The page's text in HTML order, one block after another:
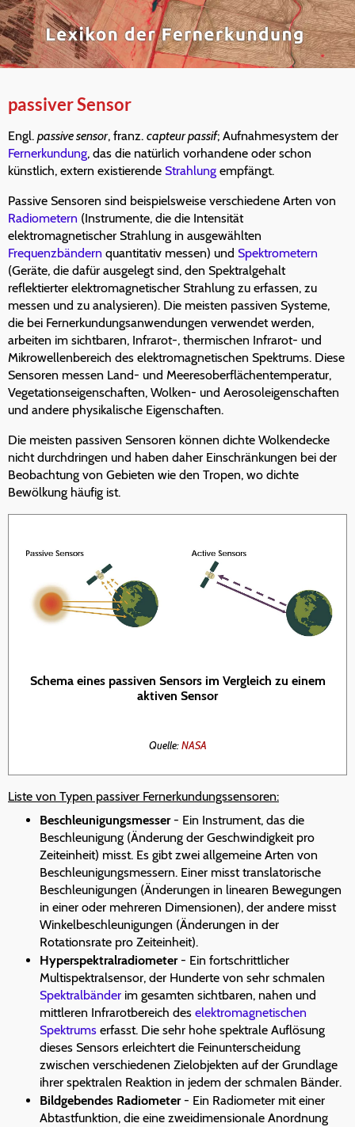
passiver Sensor
Engl. passive sensor, franz. capteur passif; Aufnahmesystem der
Fernerkundung, das die natürlich vorhandene oder schon
künstlich, extern existierende Strahlung empfängt.
Passive Sensoren sind beispielsweise verschiedene Arten von
Radiometern (Instrumente, die die Intensität
elektromagnetischer Strahlung in ausgewählten
Frequenzbändern quantitativ messen) und Spektrometern
(Geräte, die dafür ausgelegt sind, den Spektralgehalt
reflektierter elektromagnetischer Strahlung zu erfassen, zu
messen und zu analysieren). Die meisten passiven Systeme,
die bei Fernerkundungsanwendungen verwendet werden,
arbeiten im sichtbaren, Infrarot-, thermischen Infrarot- und
Mikrowellenbereich des elektromagnetischen Spektrums. Diese
Sensoren messen Land- und Meeresoberflächentemperatur,
Vegetationseigenschaften, Wolken- und Aerosoleigenschaften
und andere physikalische Eigenschaften.
Die meisten passiven Sensoren können dichte Wolkendecke
nicht durchdringen und haben daher Einschränkungen bei der
Beobachtung von Gebieten wie den Tropen, wo dichte
Bewölkung häufig ist.
Schema eines passiven Sensors im Vergleich zu einem
aktiven Sensor
Quelle:NASA
Liste von Typen passiver Fernerkundungssensoren:
Beschleunigungsmesser- Ein Instrument, das die
Beschleunigung (Änderung der Geschwindigkeit pro
Zeiteinheit) misst. Es gibt zwei allgemeine Arten von
Beschleunigungsmessern. Einer misst translatorische
Beschleunigungen (Änderungen in linearen Bewegungen
in einer oder mehreren Dimensionen), der andere misst
Winkelbeschleunigungen (Änderungen in der
Rotationsrate pro Zeiteinheit).
Hyperspektralradiometer- Ein fortschrittlicher
Multispektralsensor, der Hunderte von sehr schmalen
Spektralbänder im gesamten sichtbaren, nahen und
mittleren Infrarotbereich des elektromagnetischen
Spektrums erfasst. Die sehr hohe spektrale Auflösung
dieses Sensors erleichtert die Feinunterscheidung
zwischen verschiedenen Zielobjekten auf der Grundlage
ihrer spektralen Reaktion in jedem der schmalen Bänder.
Bildgebendes Radiometer- Ein Radiometer mit einer
Abtastfunktion, die eine zweidimensionale Anordnung